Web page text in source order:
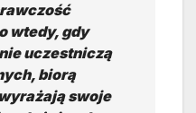
wtedy, gdy
uczestniczą
biorą
swoje